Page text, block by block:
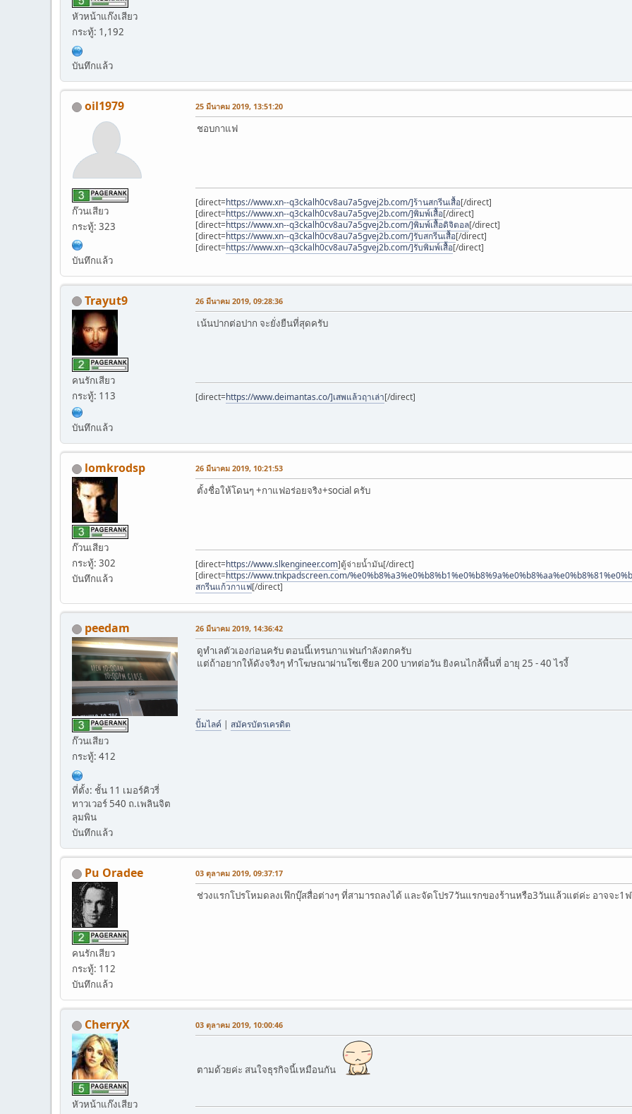
หัวหน้าแก๊งเสียว
กระทู้: 1,192
บันทึกแล้ว
oil1979
ก๊วนเสียว
กระทู้: 323
บันทึกแล้ว
25 มีนาคม 2019, 13:51:20
ชอบกาแฟ
[direct=https://www.xn--q3ckalh0cv8au7a5gvej2b.com/]ร้านสกรีนเสื้อ[/direct]
[direct=https://www.xn--q3ckalh0cv8au7a5gvej2b.com/]พิมพ์เสื้อ[/direct]
[direct=https://www.xn--q3ckalh0cv8au7a5gvej2b.com/]พิมพ์เสื้อดิจิตอล[/direct]
[direct=https://www.xn--q3ckalh0cv8au7a5gvej2b.com/]รับสกรีนเสื้อ[/direct]
[direct=https://www.xn--q3ckalh0cv8au7a5gvej2b.com/]รับพิมพ์เสื้อ[/direct]
Trayut9
คนรักเสียว
กระทู้: 113
บันทึกแล้ว
26 มีนาคม 2019, 09:28:36
เน้นปากต่อปาก จะยั่งยืนที่สุดครับ
[direct=https://www.deimantas.co/]เสพแล้วฤาเล่า[/direct]
lomkrodsp
ก๊วนเสียว
กระทู้: 302
บันทึกแล้ว
26 มีนาคม 2019, 10:21:53
ตั้งชื่อให้โดนๆ +กาแฟอร่อยจริง+social ครับ
[direct=https://www.slkengineer.com]ตู้จ่ายน้ำมัน[/direct]
[direct=https://www.tnkpadscreen.com/
สกรีนแก้วกาแฟ[/direct]
peedam
ก๊วนเสียว
กระทู้: 412
ที่ตั้ง: ชั้น 11 เมอร์คิวรี่
ทาวเวอร์ 540 ถ.เพลินจิต
ลุมพิน
บันทึกแล้ว
26 มีนาคม 2019, 14:36:42
ดูทำเลตัวเองก่อนครับ ตอนนี้เทรนกาแฟนกำลังตกครับ
แต่ถ้าอยากให้ดังจริงๆ ทำโฆษณาผ่านโซเชียล 200 บาทต่อวัน ยิงคนไกล้พื้นที่ อายุ 25 - 40 ไรงี้
ปั้มไลค์ | สมัครบัตรเครดิต
Pu Oradee
คนรักเสียว
กระทู้: 112
บันทึกแล้ว
03 ตุลาคม 2019, 09:37:17
ช่วงแรกโปรโหมดลงเฟ๊กบุ๊สสื่อต่างๆ ที่สามารถลงได้ และจัดโปร7วันแรกของร้านหรือ3วันแล้วแต่ค่ะ อาจจะ1
CherryX
หัวหน้าแก๊งเสียว
03 ตุลาคม 2019, 10:00:46
ตามด้วยค่ะ สนใจธุรกิจนี้เหมือนกัน